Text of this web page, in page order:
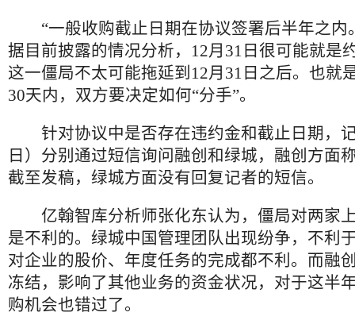
“一般收购截止日期在协议签署后半年之内
据目前披露的情况分析，12月31日很可能就是
这一僵局不太可能拖延到12月31日之后。也就
30天内，双方要决定如何“分手”。
针对协议中是否存在违约金和截止日期，记
日）分别通过短信询问融创和绿城，融创方面
截至发稿，绿城方面没有回复记者的短信。
亿翰智库分析师张化东认为，僵局对两家
是不利的。绿城中国管理团队出现纷争，不利
对企业的股价、年度任务的完成都不利。而融
冻结，影响了其他业务的资金状况，对于这半
购机会也错过了。